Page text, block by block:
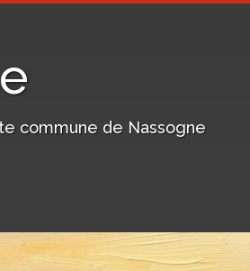
commune de Nassogne